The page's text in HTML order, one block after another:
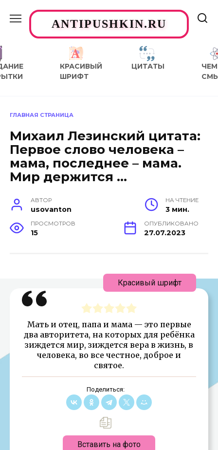
содержаниюANTIPUSHKIN.RU
КРАСИВЫЙ
ШРИФТ
ЦИТАТЫ
ЧЕМ
ГЛАВНАЯ СТРАНИЦА
Михаил Лезинский цитата:
Первое слово человека –
мама, последнее – мама.
Мир держится …
АВТОР
usovanton
НА ЧТЕНИЕ
3 мин.
ПРОСМОТРОВ
15
ОПУБЛИКОВАНО
27.07.2023
Мать и отец, папа и мама — это первые
два авторитета, на которых для ребёнка
зиждется мир, зиждется вера в жизнь, в
человека, во все честное, доброе и
святое.
Поделиться:
Вставить на фото
Красивый шрифт